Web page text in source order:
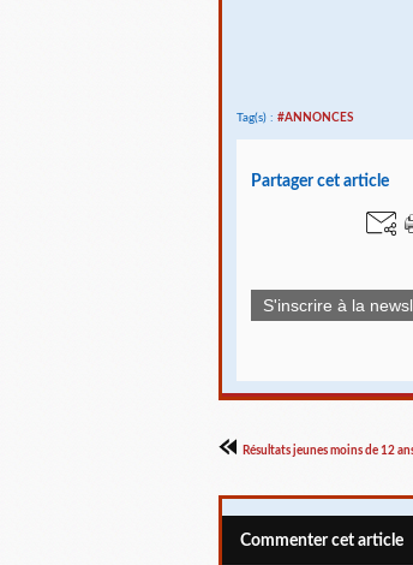
Tag(s) : #ANNONCES
Partager cet article
S'inscrire à la
Résultats jeunes moins de 12
Commenter cet article